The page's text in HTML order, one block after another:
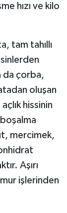
hızı ve kilo
tam tahıllı
da çorba,
oluşan
hissinin
mercimek,
Aşırı
işlerinden